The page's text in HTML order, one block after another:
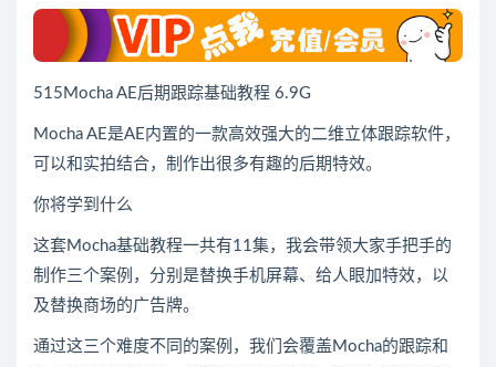
515Mocha AE后期跟踪基础教程 6.9G
Mocha AE是AE内置的一款高效强大的二维立体跟踪软件，
可以和实拍结合，制作出很多有趣的后期特效。
你将学到什么
这套Mocha基础教程一共有11集，我会带领大家手把手的
制作三个案例，分别是替换手机屏幕、给人眼加特效，以
及替换商场的广告牌。
通过这三个难度不同的案例，我们会覆盖Mocha的跟踪和